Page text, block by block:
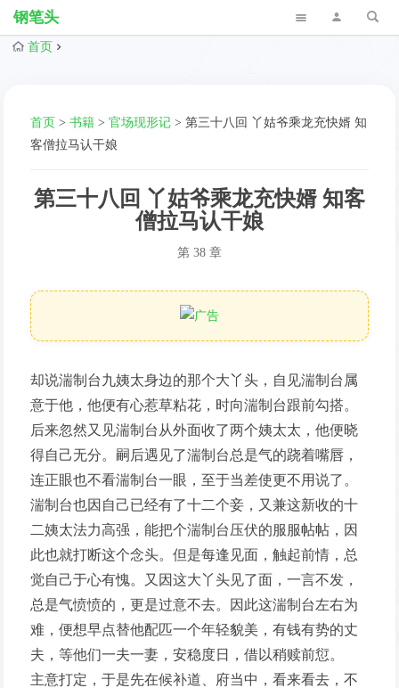
钢笔头
首页
首页 >书籍 >官场现形记 >第三十八回 丫姑爷乘龙充快婿 知
客僧拉马认干娘
第三十八回 丫姑爷乘龙充快婿 知客
僧拉马认干娘
第 38 章
却说湍制台九姨太身边的那个大丫头，自见湍制台属
意于他，他便有心惹草粘花，时向湍制台跟前勾搭。
后来忽然又见湍制台从外面收了两个姨太太，他便晓
得自己无分。嗣后遇见了湍制台总是气的跷着嘴唇，
连正眼也不看湍制台一眼，至于当差使更不用说了。
湍制台也因自己已经有了十二个妾，又兼这新收的十
二姨太法力高强，能把个湍制台压伏的服服帖帖，因
此也就打断这个念头。但是每逢见面，触起前情，总
觉自己于心有愧。又因这大丫头见了面，一言不发，
总是气愤愤的，更是过意不去。因此这湍制台左右为
难，便想早点替他配匹一个年轻貌美，有钱有势的丈
夫，等他们一夫一妻，安稳度日，借以稍赎前愆。
主意打定，于是先在候补道、府当中，看来看去，不